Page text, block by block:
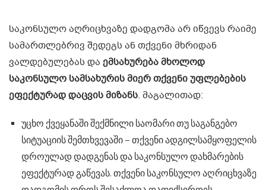
საკონსულო აღრიცხვაზე დადგომა არ იწვევს რაიმე
სამართლებრივ შედეგს ან თქვენი მხრიდან
ვალდებულებას და ემსახურება მხოლოდ
საკონსულო სამსახურის მიერ თქვენი უფლებების
ეფექტურად დაცვის მიზანს. მაგალითად:
უცხო ქვეყანაში შექმნილი საომარი თუ საგანგებო
სიტუაციის შემთხვევაში – თქვენი ადგილსამყოფელის
დროულად დადგენას და საკონსულო დახმარების
ეფექტურად გაწევას. თქვენი საკონსულო აღრიცხვაზე